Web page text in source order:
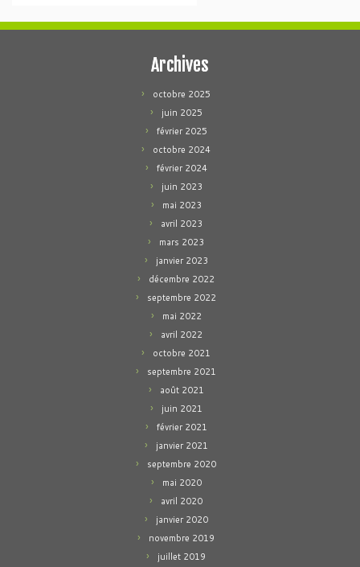
Archives
octobre 2025
juin 2025
février 2025
octobre 2024
février 2024
juin 2023
mai 2023
avril 2023
mars 2023
janvier 2023
décembre 2022
septembre 2022
mai 2022
avril 2022
octobre 2021
septembre 2021
août 2021
juin 2021
février 2021
janvier 2021
septembre 2020
mai 2020
avril 2020
janvier 2020
novembre 2019
juillet 2019